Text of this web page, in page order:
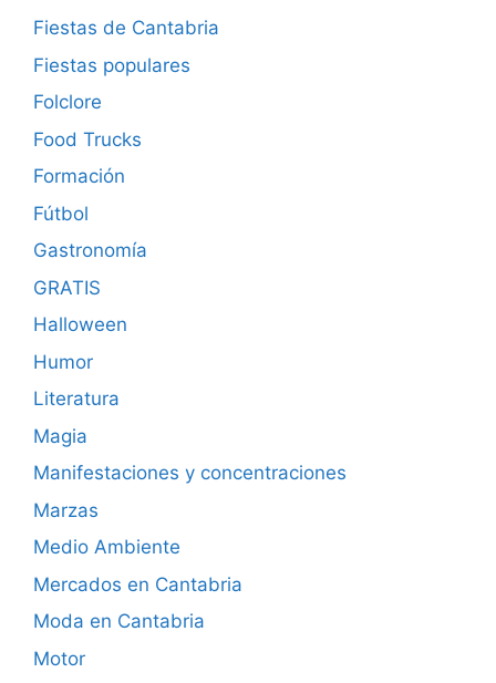
Fiestas de Cantabria
Fiestas populares
Folclore
Food Trucks
Formación
Fútbol
Gastronomía
GRATIS
Halloween
Humor
Literatura
Magia
Manifestaciones y concentraciones
Marzas
Medio Ambiente
Mercados en Cantabria
Moda en Cantabria
Motor